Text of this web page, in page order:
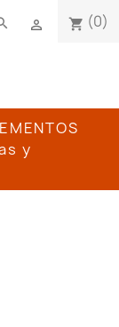
shopping_cart (0)

y